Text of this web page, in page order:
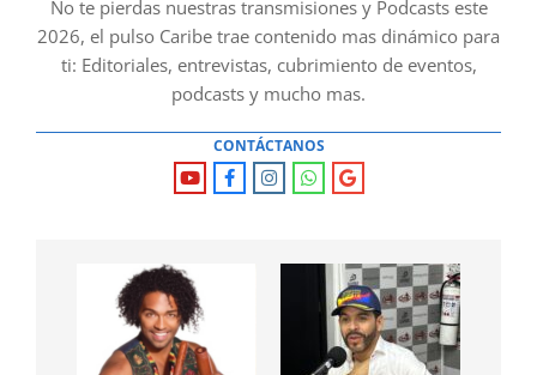
No te pierdas nuestras transmisiones y Podcasts este
2026, el pulso Caribe trae contenido mas dinámico para
ti: Editoriales, entrevistas, cubrimiento de eventos,
podcasts y mucho mas.
CONTÁCTANOS